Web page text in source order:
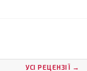
УСІ РЕЦЕНЗІЇ →